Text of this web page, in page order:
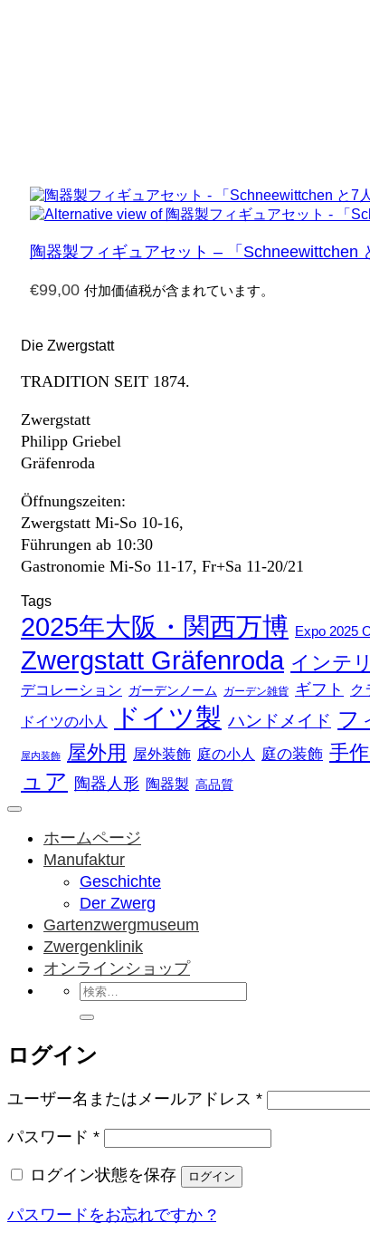
陶器製フィギュアセット – 「Schneewittchen
€99,00 付加価値税が含まれています。
Die Zwergstatt
TRADITION SEIT 1874.
Zwergstatt
Philipp Griebel
Gräfenroda
Öffnungszeiten:
Zwergstatt Mi-So 10-16,
Führungen ab 10:30
Gastronomie Mi-So 11-17, Fr+Sa 11-20/21
Tags
2025年大阪・関西万博 Expo 2025
Zwergstatt Gräfenroda インテ
デコレーション ガーデンノーム ガーデン雑貨 ギフト ク
ドイツの小人 ドイツ製 ハンドメイド フ
屋内装飾 屋外用 屋外装飾 庭の小人 庭の装飾 手
ュア 陶器人形 陶器製 高品質
ホームページ
Manufaktur
Geschichte
Der Zwerg
Gartenzwergmuseum
Zwergenklinik
オンラインショップ
検
索
象:
ログイン
ユーザー名またはメールアドレス *必
パスワード *必
ログイン状態を保存
ログイン
パスワードをお忘れですか ?